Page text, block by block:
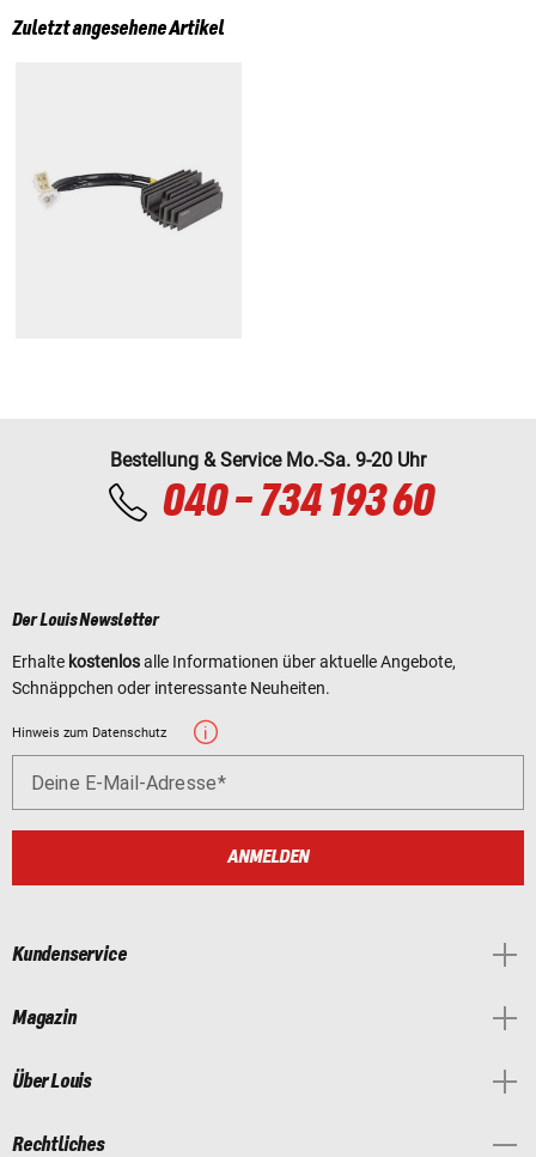
Zuletzt angesehene Artikel
Bestellung & Service Mo.-Sa. 9-20 Uhr
040 - 734 193 60
Der Louis Newsletter
Erhalte kostenlosalle Informationen über aktuelle Angebote,
Schnäppchen oder interessante Neuheiten.
Hinweis zum Datenschutz
Deine E-Mail-Adresse
ANMELDEN
Kundenservice
Magazin
Über Louis
Rechtliches